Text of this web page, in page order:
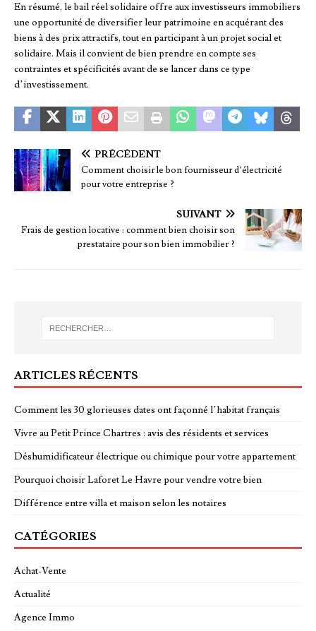
En résumé, le bail réel solidaire offre aux investisseurs immobiliers
une opportunité de diversifier leur patrimoine en acquérant des
biens à des prix attractifs, tout en participant à un projet social et
solidaire. Mais il convient de bien prendre en compte ses
contraintes et spécificités avant de se lancer dans ce type
d’investissement.
PRÉCÉDENT
Comment choisir le bon fournisseur d’électricité
pour votre entreprise ?
SUIVANT
Frais de gestion locative : comment bien choisir son
prestataire pour son bien immobilier ?
ARTICLES RÉCENTS
Comment les 30 glorieuses dates ont façonné l’habitat français
Vivre au Petit Prince Chartres : avis des résidents et services
Déshumidificateur électrique ou chimique pour votre appartement
Pourquoi choisir Laforet Le Havre pour vendre votre bien
Différence entre villa et maison selon les notaires
CATÉGORIES
Achat-Vente
Actualité
Agence Immo